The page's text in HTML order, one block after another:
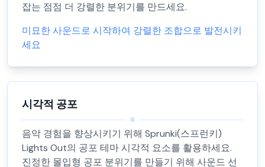
잡는 점점 더 강렬한 분위기를 만드세요.
미묘한 사운드로 시작하여 강렬한 조합으로 발전시키
세요
시각적 공포
음악 경험을 향상시키기 위해 Sprunki(스프런키)
Lights Out의 공포 테마 시각적 요소를 활용하세요.
진정한 몰입형 공포 분위기를 만들기 위해 사운드 선